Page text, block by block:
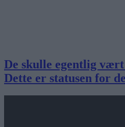
De skulle egentlig
Dette er statusen for